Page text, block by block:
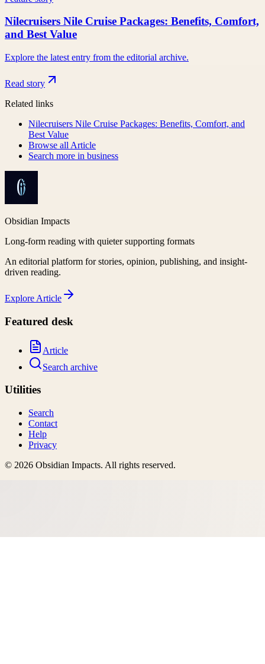
Nilecruisers Nile Cruise Packages: Benefits, Comfort,
and Best Value
Explore the latest entry from the editorial archive.
Read story
Related links
Nilecruisers Nile Cruise Packages: Benefits, Comfort, and
Best Value
Browse all Article
Search more in business
Obsidian Impacts
Long-form reading with quieter supporting formats
An editorial platform for stories, opinion, publishing, and insight-
driven reading.
Explore Article
Featured desk
Article
Search archive
Utilities
Search
Contact
Help
Privacy
© 2026 Obsidian Impacts. All rights reserved.